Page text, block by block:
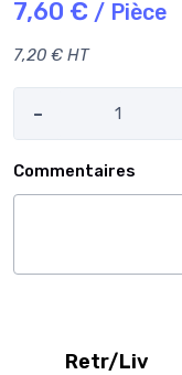
7,60 € / Pièce
7,20 € HT
-
Commentaires
Retr/Liv